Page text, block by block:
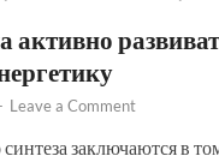
активно
Leave a Comment
заключаются в